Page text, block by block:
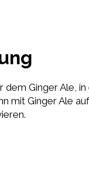
dem Ginger Ale,
mit Ginger Ale